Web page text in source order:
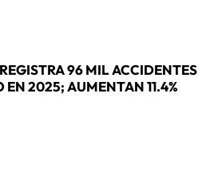
96 MIL ACCIDENTES
EN 2025; AUMENTAN 11.4%